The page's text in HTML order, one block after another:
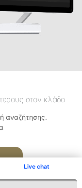
Live chat
στον κλάδο
αναζήτησης.